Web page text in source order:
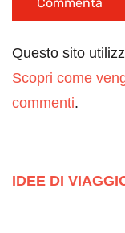
Questo sito
Scopri come
commenti.
IDEE DI